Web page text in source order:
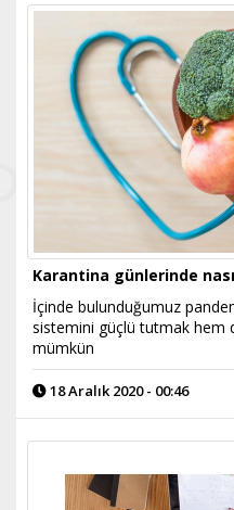
Karantina günlerinde
İçinde bulunduğumuz
sistemini güçlü tutmak hem
mümkün
18 Aralık 2020 - 00:46